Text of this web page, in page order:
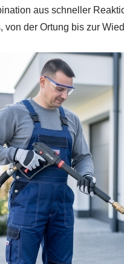
aus schneller
von der Ortung bis zur